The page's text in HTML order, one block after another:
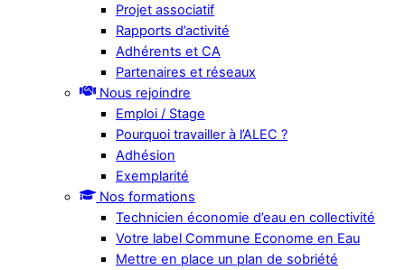
Projet associatif
Rapports d’activité
Adhérents et CA
Partenaires et réseaux
Nous rejoindre
Emploi / Stage
Pourquoi travailler à l’ALEC ?
Adhésion
Exemplarité
Nos formations
Technicien économie d’eau en collectivité
Votre label Commune Econome en Eau
Mettre en place un plan de sobriété